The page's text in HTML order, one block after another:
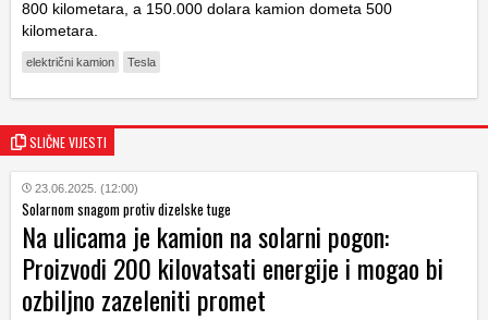
800 kilometara, a 150.000 dolara kamion dometa 500
kilometara.
električni kamion Tesla
SLIČNE VIJESTI
23.06.2025. (12:00)
Solarnom snagom protiv dizelske tuge
Na ulicama je kamion na solarni pogon:
Proizvodi 200 kilovatsati energije i mogao bi
ozbiljno zazeleniti promet